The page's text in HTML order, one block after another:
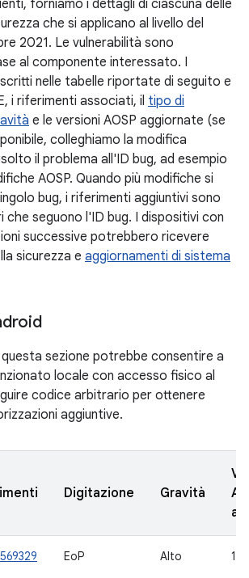
forniamo i dettagli di ciascuna delle
che si applicano al livello del
2021. Le vulnerabilità sono
al componente interessato. I
nelle tabelle riportate di seguito e
i riferimenti associati, il tipo di
e le versioni AOSP aggiornate (se
colleghiamo la modifica
il problema all'ID bug, ad esempio
AOSP. Quando più modifiche si
bug, i riferimenti aggiuntivi sono
che seguono l'ID bug. I dispositivi con
successive potrebbero ricevere
sicurezza e aggiornamenti di sistema
questa sezione potrebbe consentire a
locale con accesso fisico al
codice arbitrario per ottenere
aggiuntive.
Digitazione Gravità
EoP Alto 11